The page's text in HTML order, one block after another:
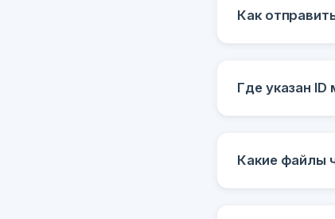
Как
Где указан
Какие файлы